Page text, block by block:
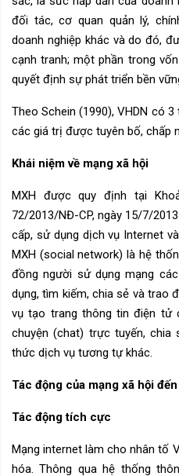
đối tác, cơ quan quản lý,
doanh nghiệp khác và do đó,
cạnh tranh; một phần trong
quyết định sự phát triển bền
Theo Schein (1990), VHDN có
các giá trị được tuyên bố, chấp
Khái niệm về mạng xã hội
MXH được quy định tại
72/2013/NĐ-CP, ngày 15/7/
cấp, sử dụng dịch vụ Internet
MXH (social network) là hệ
đồng người sử dụng mạng
dụng, tìm kiếm, chia sẻ và trao
vụ tạo trang thông tin điện tử
chuyện (chat) trực tuyến, chia
thức dịch vụ tương tự khác.
Tác động của mạng xã hội
Tác động tích cực
Mạng internet làm cho nhân tố
hóa. Thông qua hệ thống